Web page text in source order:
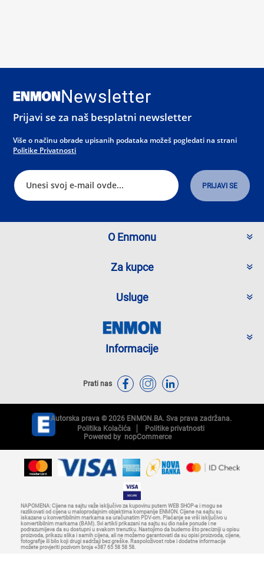
Newsletter
Prijavi se za naš besplatni newsletter
Više o načinu obrade upisanih podataka možeš pogledati na strani
Politike Privatnosti
O Enmonu
Za kupce
Usluge
Informacije
Prati nas
Autorska prava © 2026 ENMON.BA. Sva prava zadržana.
Politika Kolačića
Politike privatnosti
Powered by nopCommerce
NAPOMENA: Cijene na sajtu važe isključivo za kupovinu putem WEB SHOP-a i mogu se
razlikovati od cijena u maloprodajnim objektima kompanije ENMON. Cijene na sajtu su
iskazane u konvertibilnim markama sa uračunatim PDV-om. Plaćanje se vrši isključivo u
konvertibilnim markama (BAM). Svi artikli prikazani na sajtu su dio naše ponude i ne
podrazumijeva da su dostupni u svakom trenutku. Nastojimo da budemo što precizniji u opisu
proizvoda, prikazu slika i samih cijena, ali ne možemo garantovati da su opisi proizvoda, cijene,
fotografije ili bilo koji drugi sadržaji bez greške. Raspoloživost robe i dodatne informacije
možete provjeriti pozivom broja +387 65 58 58 58.